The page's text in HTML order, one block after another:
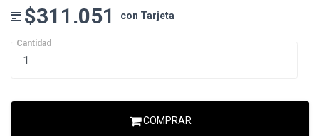
$311.051 con Tarjeta
Cantidad
COMPRAR